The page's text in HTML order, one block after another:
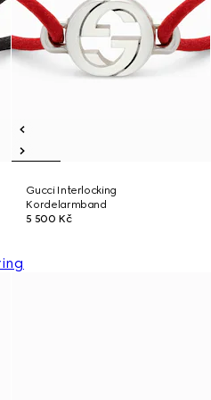
Gucci Interlocking
Kordelarmband
5 500 Kč